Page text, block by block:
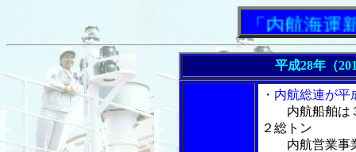
「内航海運新聞
平成28年（
・内航総連が
内航船舶は
２総トン
内航営業事